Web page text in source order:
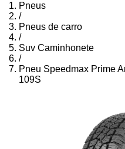
Pneus
/
Pneus de carro
/
Suv Caminhonete
/
Pneu Speedmax Prime
109S